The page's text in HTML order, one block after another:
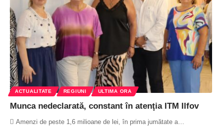
ACTUALITATE REGIUNI ULTIMA ORA
Munca nedeclarată, constant în atenţia ITM Ilfov
 Amenzi de peste 1,6 milioane de lei, în prima jumătate a